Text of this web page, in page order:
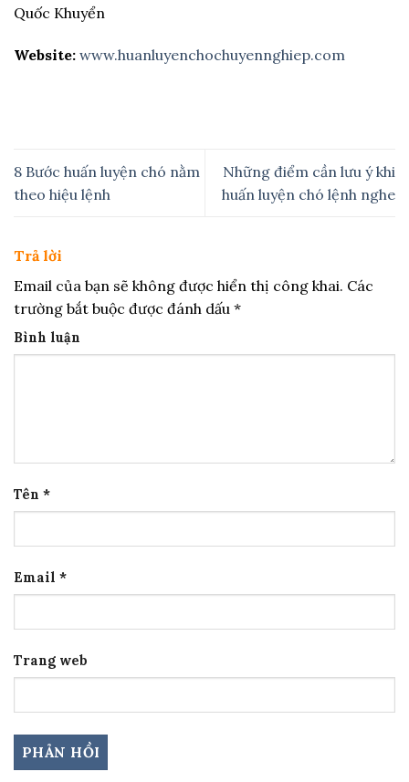
Quốc Khuyển
Website: www.huanluyenchochuyennghiep.com
8 Bước huấn luyện chó nằm
theo hiệu lệnh
Những điểm cần lưu ý khi
huấn luyện chó lệnh nghe
Trả lời
Email của bạn sẽ không được hiển thị công khai. Các
trường bắt buộc được đánh dấu *
Bình luận
Tên *
Email *
Trang web